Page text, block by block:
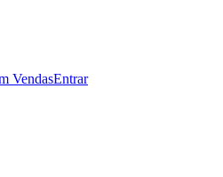
VendasEntrar